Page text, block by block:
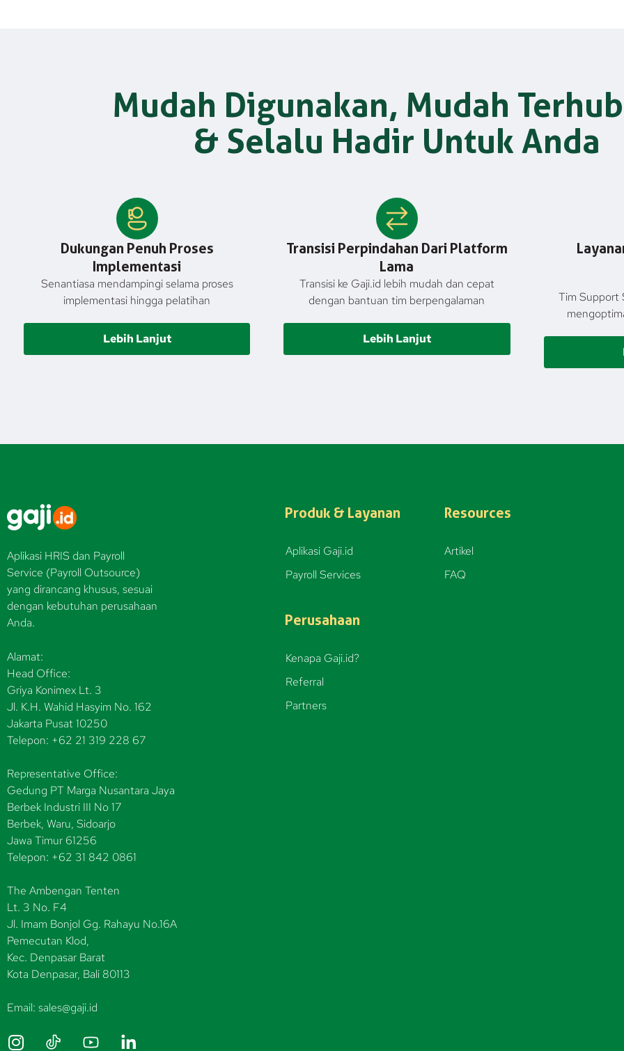
Mudah Digunakan, Mudah
& Selalu Hadir Untuk Anda
Dukungan Penuh Proses
Implementasi
Senantiasa mendampingi selama proses
implementasi hingga pelatihan
Lebih Lanjut
Transisi Perpindahan Dari Platform
Lama
Transisi ke Gaji.id lebih mudah dan cepat
dengan bantuan tim berpengalaman
Lebih Lanjut
Tim Support
Aplikasi HRIS dan Payroll
Service (Payroll Outsource)
yang dirancang khusus, sesuai
dengan kebutuhan perusahaan
Anda.
Alamat:
Head Office:
Griya Konimex Lt. 3
Jl. K.H. Wahid Hasyim No. 162
Jakarta Pusat 10250
Telepon: +62 21 319 228 67
Representative Office:
Gedung PT Marga Nusantara Jaya
Berbek Industri III No 17
Berbek, Waru, Sidoarjo
Jawa Timur 61256
Telepon: +62 31 842 0861
The Ambengan Tenten
Lt. 3 No. F4
Jl. Imam Bonjol Gg. Rahayu No.16A
Pemecutan Klod,
Kec. Denpasar Barat
Kota Denpasar, Bali 80113
Email: sales@gaji.id
I
Produk & Layanan
Aplikasi Gaji.id
Payroll Services
Perusahaan
Kenapa Gaji.id?
Referral
Partners
Resources
Artikel
FAQ